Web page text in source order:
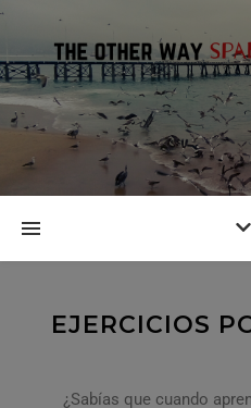
EJERCICIOS
¿Sabías que cuando